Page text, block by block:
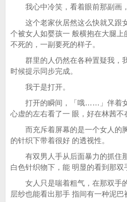
我心中冷笑，看着眼前那副画
这个老家伙居然这么快就又跟
个被女人如婴孩一 般横抱在大腿
不死的，一副要死的样子。
群里的人仍然在各种置疑我，
时候提示同步完成。
我于是打开。
打开的瞬间，「哦……」伴着女
心虚的左右看了一 眼，好在林茜不
而充斥着屏幕的是一个女人的
的针织下带着很好 的透视性。
有双男人手从后面暴力的抓住
白色针织物下，能 明显的看到那双
女人只是喘着粗气，在那双手
层纱也能看出那手 指间有一种泥巴